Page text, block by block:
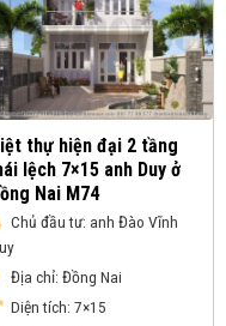
thự hiện đại 2 tầng
lệch 7×15 anh Duy ở
Nai M74
Chủ đầu tư: anh Đào Vĩnh
Địa chỉ: Đồng Nai
Diện tích: 7×15